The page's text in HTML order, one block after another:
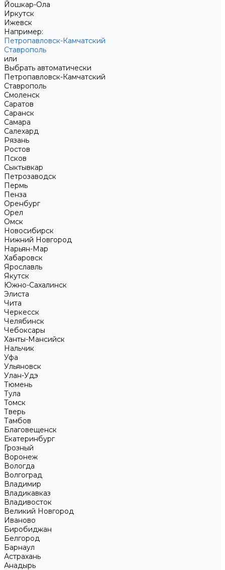
Йошкар-Ола
Иркутск
Ижевск
Например:
Петропавловск-Камчатский
Ставрополь
или
Выбрать автоматически
Петропавловск-Камчатский
Ставрополь
Смоленск
Саратов
Саранск
Самара
Салехард
Рязань
Ростов
Псков
Сыктывкар
Петрозаводск
Пермь
Пенза
Оренбург
Орел
Омск
Новосибирск
Нижний Новгород
Нарьян-Мар
Хабаровск
Ярославль
Якутск
Южно-Сахалинск
Элиста
Чита
Черкесск
Челябинск
Чебоксары
Ханты-Мансийск
Нальчик
Уфа
Ульяновск
Улан-Удэ
Тюмень
Тула
Томск
Тверь
Тамбов
Благовещенск
Екатеринбург
Грозный
Воронеж
Вологда
Волгоград
Владимир
Владикавказ
Владивосток
Великий Новгород
Иваново
Биробиджан
Белгород
Барнаул
Астрахань
Анадырь